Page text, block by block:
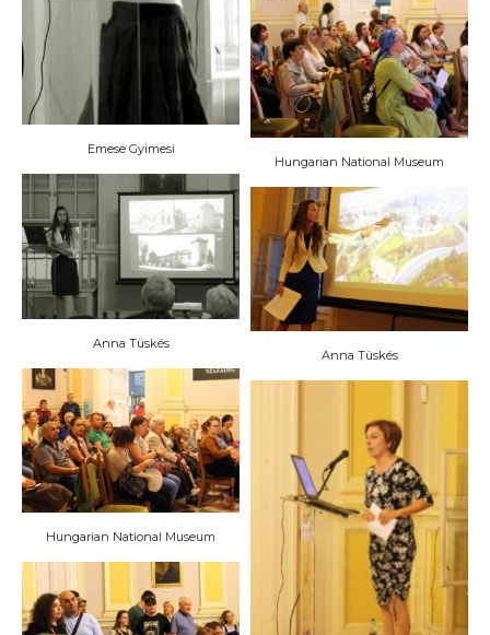
Emese Gyimesi
Hungarian National Museum
Anna Tüskés
Anna Tüskés
Hungarian National Museum